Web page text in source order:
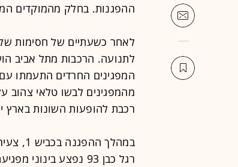
ההפגנות. בחלק מהמוקדים
לתנועה. הרכבות מתל אביב
המפגינים החרדים התעמתו
מהמפגינים לבשו טלאי
רכבת להופעות השונות בארץ
רגל כבן 93 נפצע